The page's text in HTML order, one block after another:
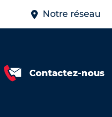
Notre réseau
Contactez-nous